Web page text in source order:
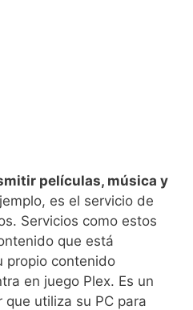
películas, música y
es el servicio de
Servicios como estos
que está
propio contenido
en juego Plex. Es un
utiliza su PC para